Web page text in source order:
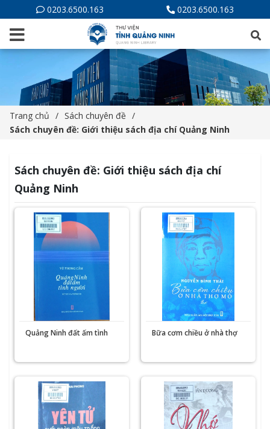
0203.6500.163 0203.6500.163
Trang chủ
Sách chuyên đề
Sách chuyên đề: Giới thiệu sách địa chí Quảng Ninh
Sách chuyên đề: Giới thiệu sách địa chí
Quảng Ninh
Quảng Ninh đất ấm tình
Bữa cơm chiều ở nhà thợ